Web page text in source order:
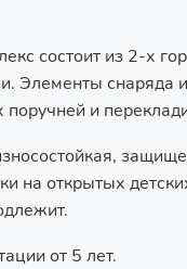
состоит из 2-х
Элементы снаряда
и
на открытых
от 5 лет.